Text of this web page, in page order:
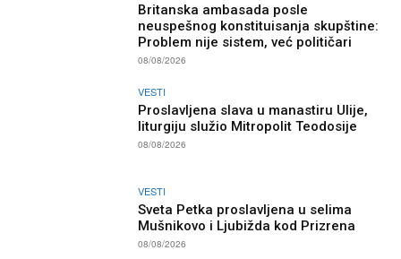
Britanska ambasada posle
neuspešnog konstituisanja skupštine:
Problem nije sistem, već političari
08/08/2026
VESTI
Proslavljena slava u manastiru Ulije,
liturgiju služio Mitropolit Teodosije
08/08/2026
VESTI
Sveta Petka proslavljena u selima
Mušnikovo i Ljubižda kod Prizrena
08/08/2026